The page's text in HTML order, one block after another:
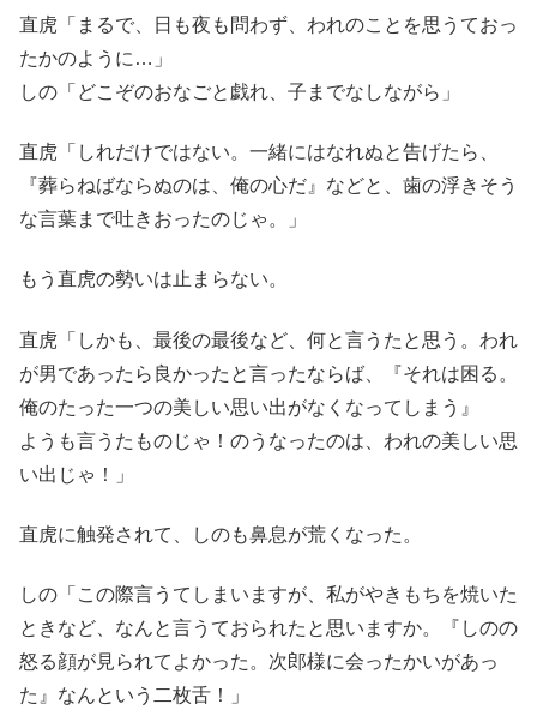
直虎「まるで、日も夜も問わず、われのことを思うておっ
たかのように…」
しの「どこぞのおなごと戯れ、子までなしながら」
直虎「しれだけではない。一緒にはなれぬと告げたら、
『葬らねばならぬのは、俺の心だ』などと、歯の浮きそう
な言葉まで吐きおったのじゃ。」
もう直虎の勢いは止まらない。
直虎「しかも、最後の最後など、何と言うたと思う。われ
が男であったら良かったと言ったならば、『それは困る。
俺のたった一つの美しい思い出がなくなってしまう』
ようも言うたものじゃ！のうなったのは、われの美しい思
い出じゃ！」
直虎に触発されて、しのも鼻息が荒くなった。
しの「この際言うてしまいますが、私がやきもちを焼いた
ときなど、なんと言うておられたと思いますか。『しのの
怒る顔が見られてよかった。次郎様に会ったかいがあっ
た』なんという二枚舌！」